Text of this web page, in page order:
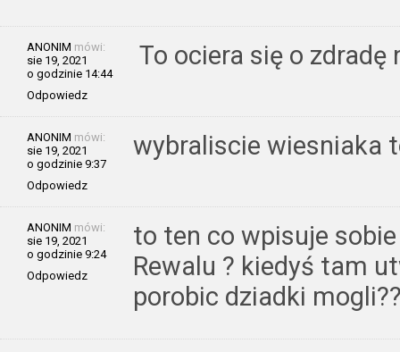
ANONIM mówi:
sie 19, 2021
o godzinie 14:44
Odpowiedz
To ociera się o zdradę
ANONIM mówi:
sie 19, 2021
o godzinie 9:37
Odpowiedz
wybraliscie wiesniaka
ANONIM mówi:
sie 19, 2021
o godzinie 9:24
Odpowiedz
to ten co wpisuje
Rewalu ? kiedyś tam
porobic dziadki